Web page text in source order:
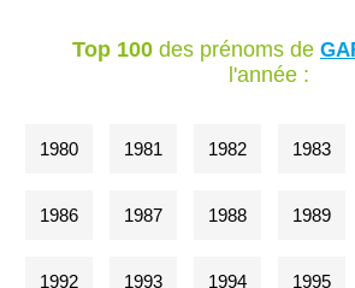
Top 100des prénoms de
l'année :
1980 1981 1982 1983
1986 1987 1988 1989
1992 1993 1994 1995